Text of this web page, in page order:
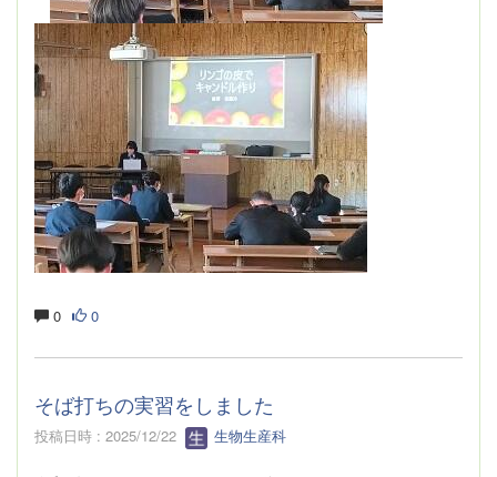
0 0
そば打ちの実習をしました
投稿日時 : 2025/12/22 生物生産科